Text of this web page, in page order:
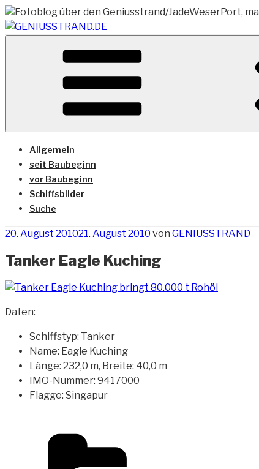
Zum
Inhalt
springen
GENIUSSTRAND.DE
Vom Geniusstrand zum JadeWeserPort/Container
Allgemein
seit Baubeginn
vor Baubeginn
Schiffsbilder
Suche
Veröffentlicht
20. August 201021. August 2010 von GENIUSSTRAND
Tanker Eagle Kuching
Daten:
Schiffstyp: Tanker
Name: Eagle Kuching
Länge: 232,0 m, Breite: 40,0 m
IMO-Nummer: 9417000
Flagge: Singapur